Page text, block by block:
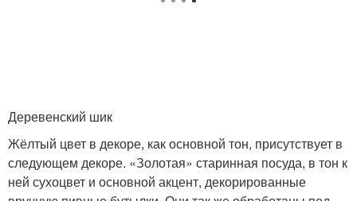
Деревенский шик
Жёлтый цвет в декоре, как основной тон, присутствует в
следующем декоре. «Золотая» старинная посуда, в тон к
ней сухоцвет и основной акцент, декорированные